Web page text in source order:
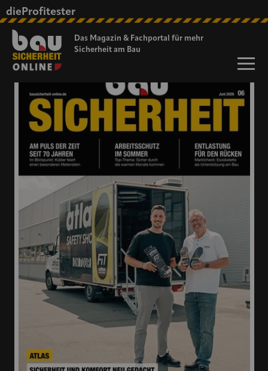
Das Magazin & Fachportal für mehr
Sicherheit am Bau
dieProfitester
ONLINE-MAGAZIN